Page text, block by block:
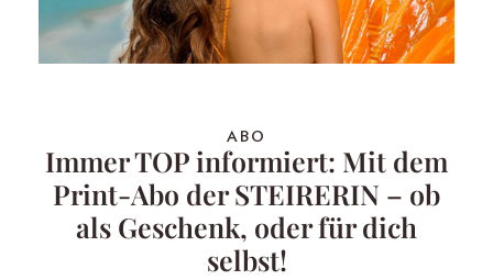
ABO
Immer TOP informiert: Mit dem
Print-Abo der STEIRERIN – ob
als Geschenk, oder für dich
selbst!